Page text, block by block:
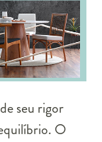
seu rigor
O